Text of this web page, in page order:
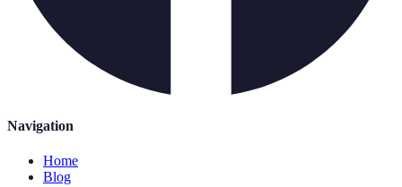
Navigation
Home
Blog